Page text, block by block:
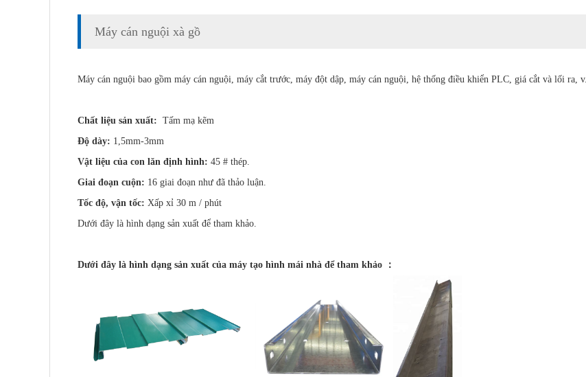
Máy cán nguội xà gồ
Máy cán nguội bao gồm máy cán nguội, máy cắt trước, máy đột dập, máy cán nguội, hệ thống điều khiển PLC, giá cắt và lối ra,
Chất liệu sản xuất: Tấm mạ kẽm
Độ dày: 1,5mm-3mm
Vật liệu của con lăn định hình: 45 # thép.
Giai đoạn cuộn: 16 giai đoạn như đã thảo luận.
Tốc độ, vận tốc: Xấp xỉ 30 m / phút
Dưới đây là hình dạng sản xuất để tham khảo.
Dưới đây là hình dạng sản xuất của máy tạo hình mái nhà để tham khảo ：